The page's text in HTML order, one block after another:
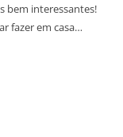
bem interessantes!
fazer em casa…